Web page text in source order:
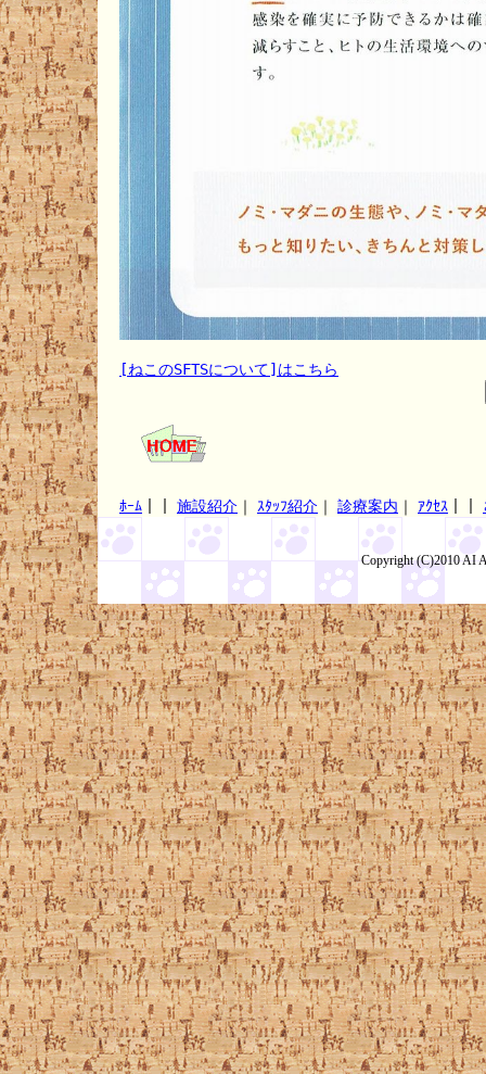
[ねこのSFTSについて]はこちら
ﾎｰﾑ 施設紹介 ｜ ｽﾀｯﾌ紹介 ｜ 診療案内 ｜ ｱｸｾｽ
Copyright (C)2010 AI